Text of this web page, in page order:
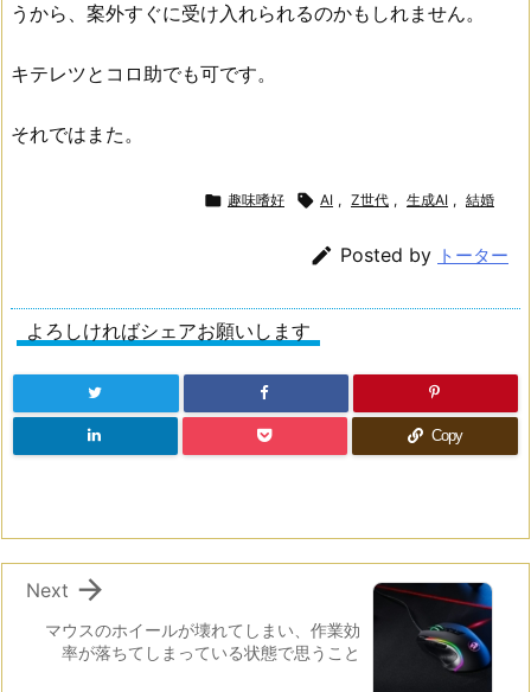
うから、案外すぐに受け入れられるのかもしれません。
キテレツとコロ助でも可です。
それではまた。
 趣味嗜好  AI , Z世代 , 生成AI , 結婚
 Posted by トーター
よろしければシェアお願いします
Copy
マウスのホイールが壊れてしまい、作業効
率が落ちてしまっている状態で思うこと

Next